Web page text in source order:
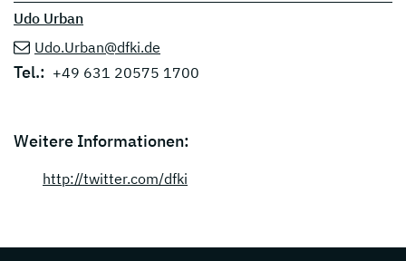
Udo Urban
Udo.Urban@dfki.de
Tel.: +49 631 20575 1700
Weitere Informationen:
http://twitter.com/dfki